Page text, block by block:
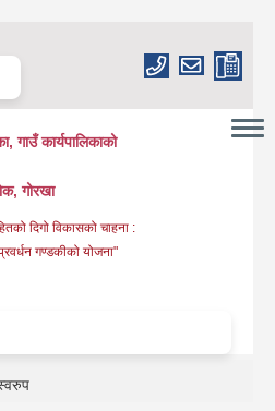
गाउँ कार्यपालिकाको
गोरखा
दिगो विकासको चाहना :
गण्डकीको योजना"